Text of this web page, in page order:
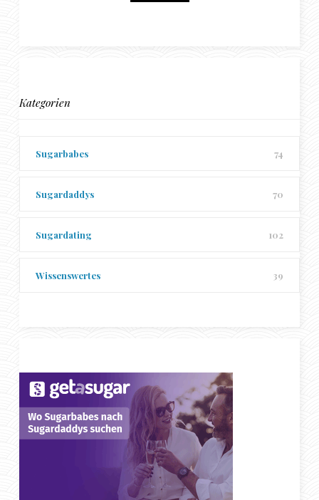
Kategorien
Sugarbabes 74
Sugardaddys 70
Sugardating 102
Wissenswertes 39